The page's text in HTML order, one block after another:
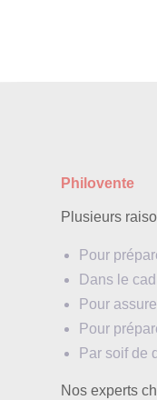
Philovente
Plusieurs
Pour
Dans le
Pour
Pour
Par soif de
Nos experts